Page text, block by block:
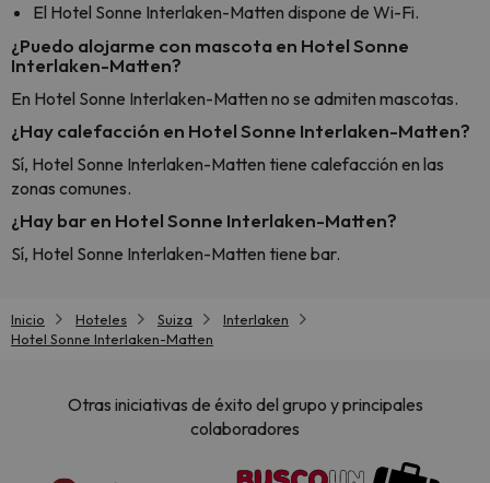
El Hotel Sonne Interlaken-Matten dispone de Wi-Fi.
¿Puedo alojarme con mascota en Hotel Sonne
Interlaken-Matten?
En Hotel Sonne Interlaken-Matten no se admiten mascotas.
¿Hay calefacción en Hotel Sonne Interlaken-Matten?
Sí, Hotel Sonne Interlaken-Matten tiene calefacción en las
zonas comunes.
¿Hay bar en Hotel Sonne Interlaken-Matten?
Sí, Hotel Sonne Interlaken-Matten tiene bar.
Inicio Hoteles Suiza
Interlaken
Hotel Sonne Interlaken-Matten
Otras iniciativas de éxito del grupo y principales
colaboradores